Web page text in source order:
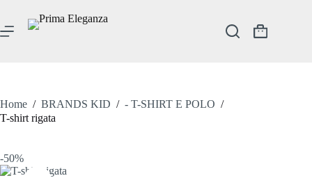
contenuto
Carrello
Home / BRANDS KID / - T-SHIRT E POLO /
T-shirt rigata
-50%